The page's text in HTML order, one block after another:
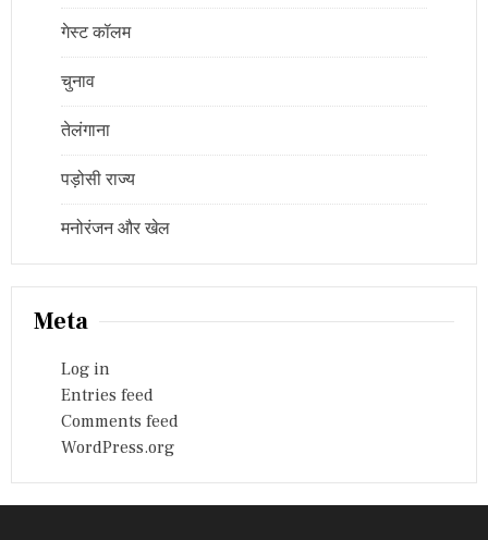
गेस्ट कॉलम
चुनाव
तेलंगाना
पड़ोसी राज्य
मनोरंजन और खेल
Meta
Log in
Entries feed
Comments feed
WordPress.org